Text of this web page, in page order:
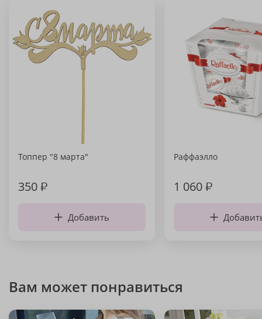
Топпер "8 марта"
350₽
Добавить
Раффаэлло
1 060₽
Вам может понравиться